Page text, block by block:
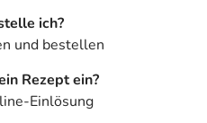
ich?
und bestellen
Rezept ein?
Einlösung